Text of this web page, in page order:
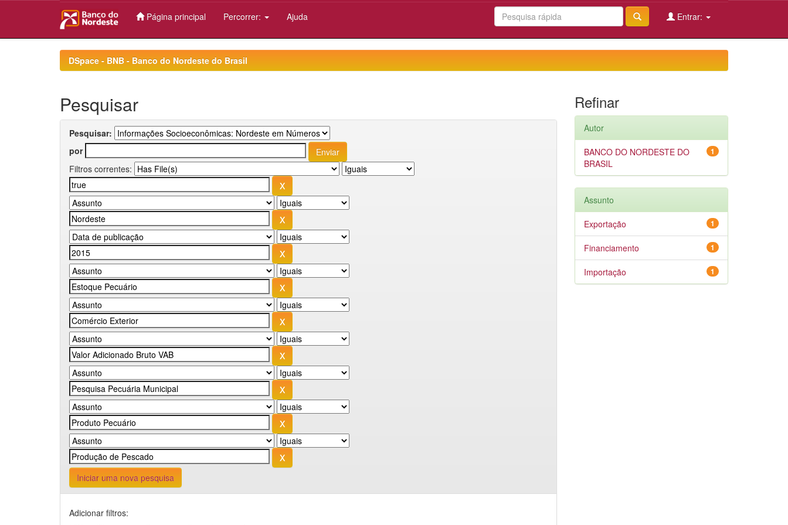
Página principal Percorrer: Ajuda Entrar:
DSpace - BNB - Banco do Nordeste do Brasil
Pesquisar
Pesquisar:
por
Filtros correntes:
Iniciar uma nova pesquisa
Adicionar filtros:
Refinar
Autor
1
BANCO DO NORDESTE DO
BRASIL
Assunto
1
Exportação
1
Financiamento
1
Importação